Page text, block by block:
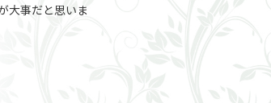
大事だと思いま